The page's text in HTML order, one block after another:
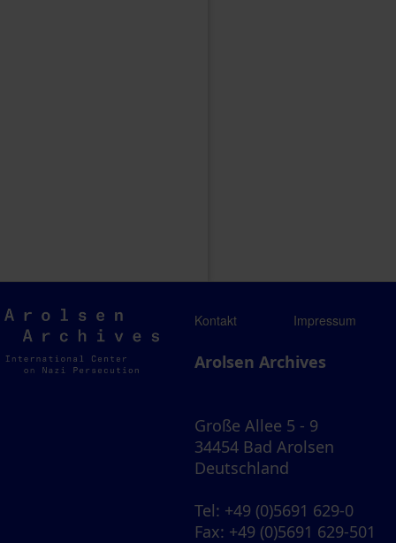
Arolsen
Archives
Kontakt Impressum
Arolsen Archives
Große Allee 5 - 9
34454 Bad Arolsen
Deutschland
Tel: +49 (0)5691 629-0
Fax: +49 (0)5691 629-501